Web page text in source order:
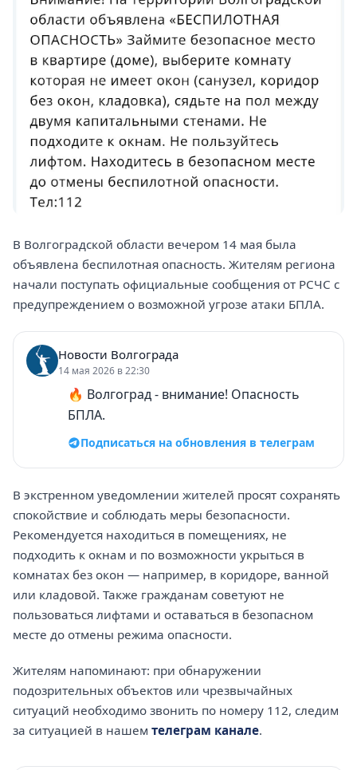
В Волгоградской области вечером 14 мая была
объявлена беспилотная опасность. Жителям региона
начали поступать официальные сообщения от РСЧС с
предупреждением о возможной угрозе атаки БПЛА.
Новости Волгограда
14 мая 2026 в 22:30
🔥 Волгоград - внимание! Опасность
БПЛА.
Подписаться на обновления в телеграм
В экстренном уведомлении жителей просят сохранять
спокойствие и соблюдать меры безопасности.
Рекомендуется находиться в помещениях, не
подходить к окнам и по возможности укрыться в
комнатах без окон — например, в коридоре, ванной
или кладовой. Также гражданам советуют не
пользоваться лифтами и оставаться в безопасном
месте до отмены режима опасности.
Жителям напоминают: при обнаружении
подозрительных объектов или чрезвычайных
ситуаций необходимо звонить по номеру 112, следим
за ситуацией в нашем телеграм канале.